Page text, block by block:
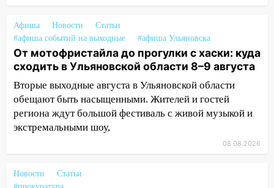
13:47
На Нижней Террасе мощным
ветром вырвало дерево с корнем
13:46 Сильный ветер сорвал крышу с
СТО на проспекте Созидателей
13:35
Непогода продолжает бить по
транспорту: в Ульяновске трамвай
сошёл с рельсов
13:17
Непогода в Ульяновске не
Афиша Новости
Статьи
#афиша событий на выходные
#афиша Ульяновска
От мотофристайла до прогулки с хаски: куда
сходить в Ульяновской области 8–9 августа
Вторые выходные августа в Ульяновской области
обещают быть насыщенными. Жителей и гостей
региона ждут большой фестиваль с живой музыкой и
экстремальными шоу,
08.08.2026
Новости
Статьи